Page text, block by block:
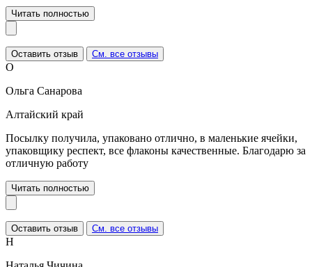
Читать полностью
Оставить отзыв См. все отзывы
О
Ольга Санарова
Алтайский край
Посылку получила, упаковано отлично, в маленькие ячейки,
упаковщику респект, все флаконы качественные. Благодарю за
отличную работу
Читать полностью
Оставить отзыв См. все отзывы
Н